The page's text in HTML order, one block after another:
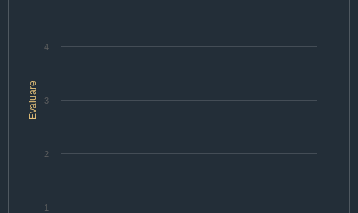
Evaluare
1
2
3
4